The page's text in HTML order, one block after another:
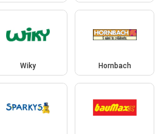
Wiky Hornbach